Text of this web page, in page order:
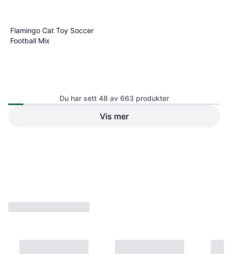
Flamingo Cat Toy Soccer
Football Mix
Du har sett 48 av 663 produkter
Vis mer